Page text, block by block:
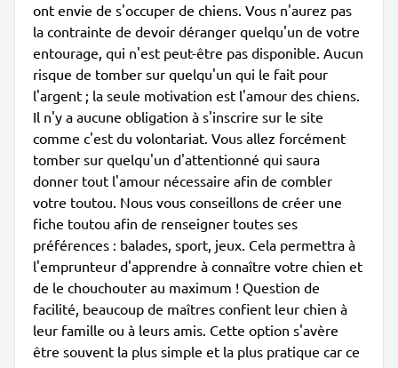
ont envie de s'occuper de chiens. Vous n'aurez pas
la contrainte de devoir déranger quelqu'un de votre
entourage, qui n'est peut-être pas disponible. Aucun
risque de tomber sur quelqu'un qui le fait pour
l'argent ; la seule motivation est l'amour des chiens.
Il n'y a aucune obligation à s'inscrire sur le site
comme c'est du volontariat. Vous allez forcément
tomber sur quelqu'un d'attentionné qui saura
donner tout l'amour nécessaire afin de combler
votre toutou. Nous vous conseillons de créer une
fiche toutou afin de renseigner toutes ses
préférences : balades, sport, jeux. Cela permettra à
l'emprunteur d'apprendre à connaître votre chien et
de le chouchouter au maximum ! Question de
facilité, beaucoup de maîtres confient leur chien à
leur famille ou à leurs amis. Cette option s'avère
être souvent la plus simple et la plus pratique car ce